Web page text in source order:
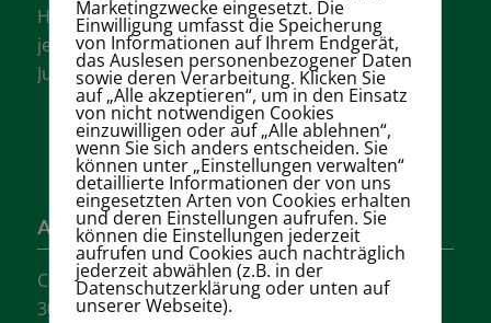
Hannovers mit vielen aktiven Mannschaften in
jeder Altersklasse für Damen, Herren und
Jugendliche.
Adresse
Carl-Loges-Str.12
30657 Hannover
Marketingzwecke eingesetzt. Die
Einwilligung umfasst die Speicherung
von Informationen auf Ihrem Endgerät,
das Auslesen personenbezogener Daten
sowie deren Verarbeitung. Klicken Sie
auf „Alle akzeptieren“, um in den Einsatz
von nicht notwendigen Cookies
einzuwilligen oder auf „Alle ablehnen“,
wenn Sie sich anders entscheiden. Sie
können unter „Einstellungen verwalten“
detaillierte Informationen der von uns
eingesetzten Arten von Cookies erhalten
und deren Einstellungen aufrufen. Sie
können die Einstellungen jederzeit
aufrufen und Cookies auch nachträglich
jederzeit abwählen (z.B. in der
Datenschutzerklärung oder unten auf
unserer Webseite).